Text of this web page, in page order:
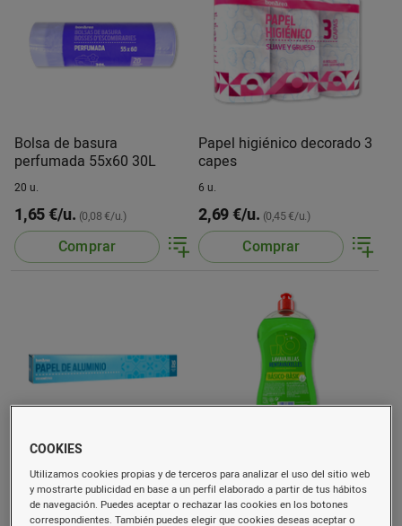
Bolsa de basura
perfumada 55x60 30L
20 u.
1,65 €/u. (0,08 €/u.)
Comprar
Papel higiénico decorado 3
capes
6 u.
2,69 €/u. (0,45 €/u.)
Comprar
Papel aluminio uso
doméstico
30 m
Lavavajillas verde
1 l
COOKIES
Utilizamos cookies propias y de terceros para analizar el uso del sitio web
y mostrarte publicidad en base a un perfil elaborado a partir de tus hábitos
de navegación. Puedes aceptar o rechazar las cookies en los botones
correspondientes. También puedes elegir que cookies deseas aceptar o